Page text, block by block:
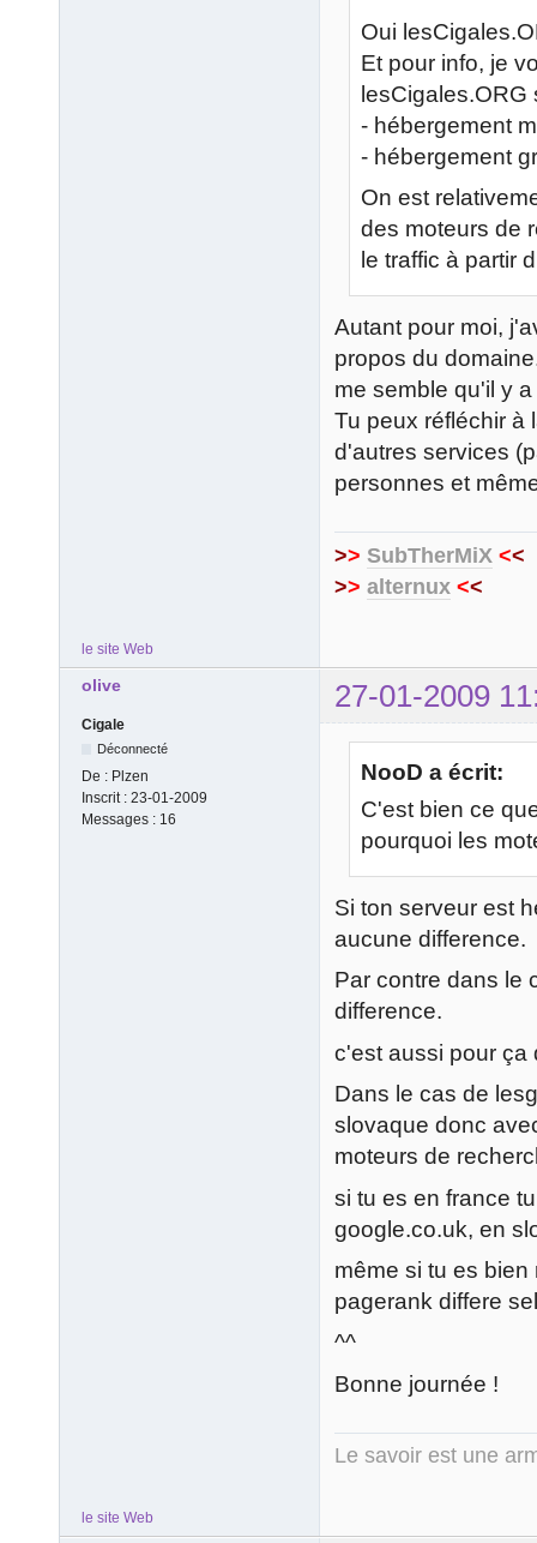
Oui
Et pour info, je
lesCigales.ORG
- hébergement
- hébergement
On est
des moteurs de
le traffic à partir
Autant pour moi,
propos du
me semble qu'il y
Tu peux réfléchir à
d'autres services
personnes et
>> SubTherMiX <<
>> alternux <<
le site Web
olive 27-01-2009
Cigale
Déconnecté
De : Plzen
Inscrit : 23-01-2009
Messages : 16
NooD a écrit:
C'est bien ce
pourquoi les
Si ton serveur est
aucune difference.
Par contre dans le
difference.
c'est aussi pour ça
Dans le cas de
slovaque donc
moteurs de
si tu es en france
google.co.uk, en
même si tu es
pagerank differe
^^
Bonne journée !
Le savoir est une
le site Web